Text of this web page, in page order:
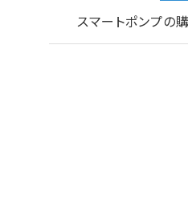
スマートポンプの